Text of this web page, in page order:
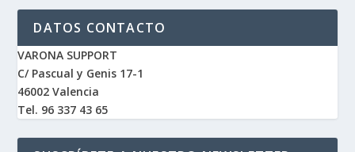
DATOS CONTACTO
VARONA SUPPORT
C/ Pascual y Genis 17-1
46002 Valencia
Tel. 96 337 43 65